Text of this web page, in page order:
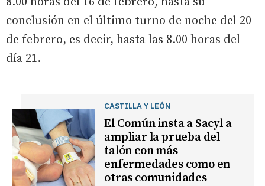
conclusión en el último turno de noche del 20
de febrero, es decir, hasta las 8.00 horas del
día 21.
CASTILLA Y LEÓN
El Común insta a Sacyl a
ampliar la prueba del
talón con más
enfermedades como en
otras comunidades